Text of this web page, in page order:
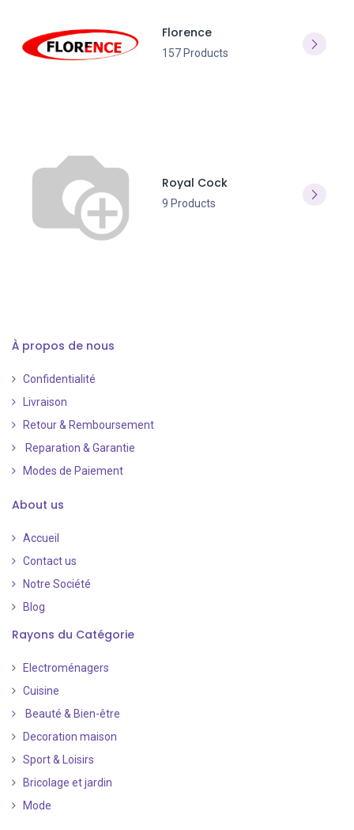
Florence
157 Products
Royal Cock
9 Products
À propos de nous
Confidentialité
Livraison
Retour & Remboursement
Reparation & Garantie
Modes de Paiement
About us
Accueil
Contact us
Notre Société
Blog
Rayons du Catégorie
Electroménagers
Cuisine
Beauté & Bien-être
Decoration maison
Sport & Loisirs
Bricolage et jardin
Mode